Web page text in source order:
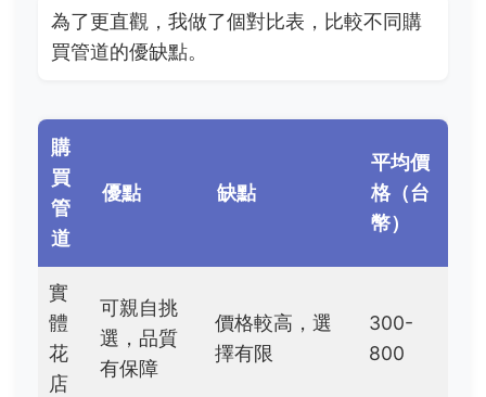
為了更直觀，我做了個對比表，比較不同購
買管道的優缺點。
購
買
管
道
優點 缺點
平均價
格（台
幣）
實
體
花
店
可親自挑
選，品質
有保障
價格較高，選
擇有限
300-
800